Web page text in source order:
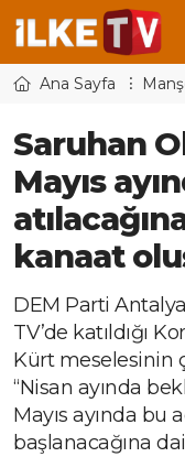
Ana Sayfa
Saruhan
Mayıs
kanaat
DEM Parti
TV’de katıldığı
Kürt meselesinin
“Nisan ayında
Mayıs ayında bu
başlanacağına